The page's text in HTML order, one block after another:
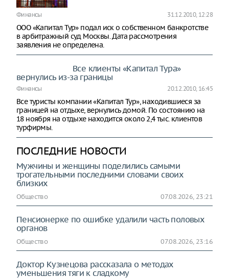
Финансы 31.12.2010, 12:28
ООО «Капитал Тур» подал иск о собственном банкротстве
в арбитражный суд Москвы. Дата рассмотрения
заявления не определена.
Все клиенты «Капитал Тура»
вернулись из-за границы
Финансы 20.12.2010, 16:45
Все туристы компании «Капитал Тур», находившиеся за
границей на отдыхе, вернулись домой. По состоянию на
18 ноября на отдыхе находится около 2,4 тыс. клиентов
турфирмы.
ПОСЛЕДНИЕ НОВОСТИ
Мужчины и женщины поделились самыми
трогательными последними словами своих
близких
Общество 07.08.2026, 23:21
Пенсионерке по ошибке удалили часть половых
органов
Общество 07.08.2026, 23:16
Доктор Кузнецова рассказала о методах
уменьшения тяги к сладкому